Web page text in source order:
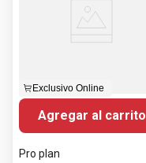
Exclusivo Online
Agregar al carrito
Pro plan